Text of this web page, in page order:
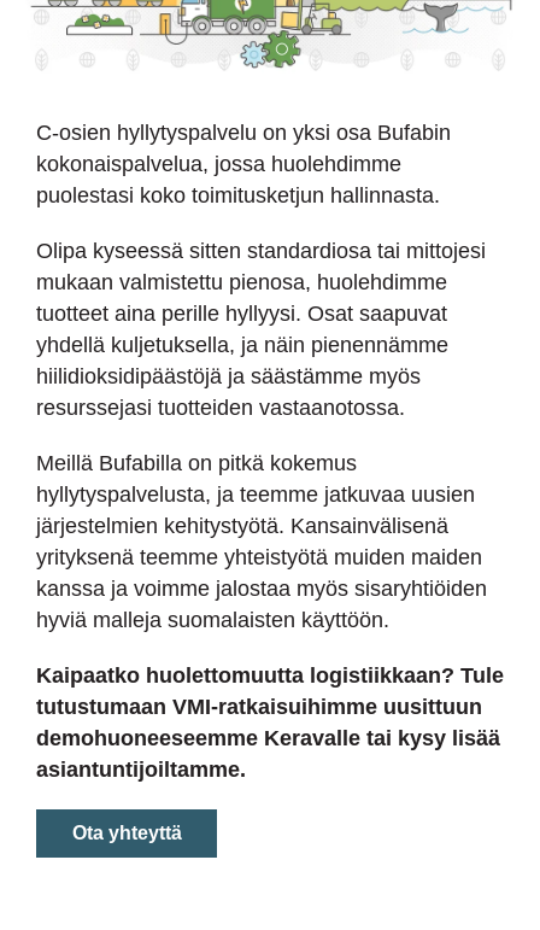
C-osien hyllytyspalvelu on yksi osa Bufabin
kokonaispalvelua, jossa huolehdimme
puolestasi koko toimitusketjun hallinnasta.
Olipa kyseessä sitten standardiosa tai mittojesi
mukaan valmistettu pienosa, huolehdimme
tuotteet aina perille hyllyysi. Osat saapuvat
yhdellä kuljetuksella, ja näin pienennämme
hiilidioksidipäästöjä ja säästämme myös
resurssejasi tuotteiden vastaanotossa.
Meillä Bufabilla on pitkä kokemus
hyllytyspalvelusta, ja teemme jatkuvaa uusien
järjestelmien kehitystyötä. Kansainvälisenä
yrityksenä teemme yhteistyötä muiden maiden
kanssa ja voimme jalostaa myös sisaryhtiöiden
hyviä malleja suomalaisten käyttöön.
Kaipaatko huolettomuutta logistiikkaan? Tule
tutustumaan VMI-ratkaisuihimme uusittuun
demohuoneeseemme Keravalle tai kysy lisää
asiantuntijoiltamme.
Ota yhteyttä